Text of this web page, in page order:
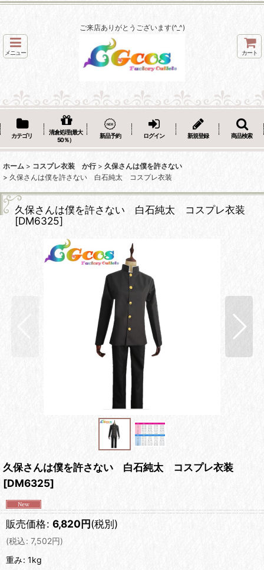
ご来店ありがとうございます(^_^)
メニュー カート
カテゴリ
清倉処理(最大
50％）
新品予約 ログイン 新規登録 商品検索
ホーム > コスプレ衣装 か行 > 久保さんは僕を許さない
> 久保さんは僕を許さない 白石純太 コスプレ衣装
久保さんは僕を許さない 白石純太 コスプレ衣装
[DM6325]
久保さんは僕を許さない 白石純太 コスプレ衣装
[DM6325]
販売価格: 6,820円(税別)
(税込: 7,502円)
重み: 1kg